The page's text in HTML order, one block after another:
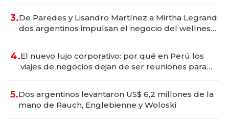
3.De Paredes y Lisandro Martínez a Mirtha Legrand:
dos argentinos impulsan el negocio del wellness
4.El nuevo lujo corporativo: por qué en Perú los
viajes de negocios dejan de ser reuniones para
5.Dos argentinos levantaron US$ 6,2 millones de la
mano de Rauch, Englebienne y Woloski